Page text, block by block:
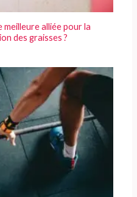
alliée pour la
des graisses ?